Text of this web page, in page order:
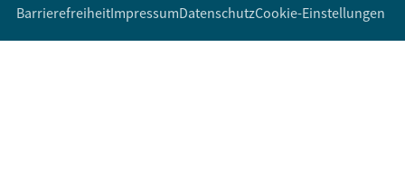
BarrierefreiheitImpressumDatenschutzCookie-Einstellungen